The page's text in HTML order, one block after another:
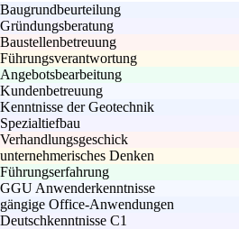
Baugrundbeurteilung
Gründungsberatung
Baustellenbetreuung
Führungsverantwortung
Angebotsbearbeitung
Kundenbetreuung
Kenntnisse der Geotechnik
Spezialtiefbau
Verhandlungsgeschick
unternehmerisches Denken
Führungserfahrung
GGU Anwenderkenntnisse
gängige Office-Anwendungen
Deutschkenntnisse C1